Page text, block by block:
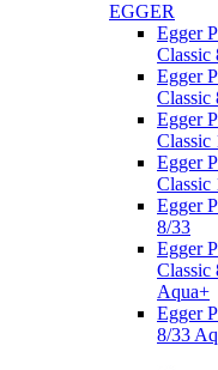
EGGER
Egger
Classic
Egger
Classic
Egger
Classic
Egger
Classic
Egger
8/33
Egger
Classic
Aqua+
Egger
8/33